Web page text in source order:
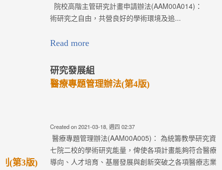
術研究之自由，共營良好的學術環境及追...
醫療專題管理辦法(第4版)
醫療專題管理辦法(AAM00A005)： 為統籌教學研究資源，提升
七院二校的學術研究能量，俾使各項計畫能夠符合醫療志業任務
導向、人才培育、基層發展與創新突破之各項醫療志業任務...
Read more